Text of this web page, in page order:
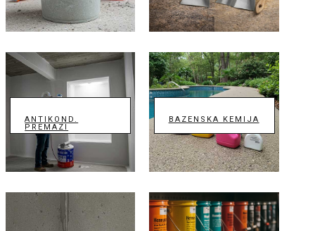
ANTIKOND.
PREMAZI
BAZENSKA KEMIJA